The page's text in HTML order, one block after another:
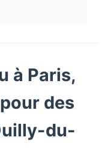
à Paris,
des
du-